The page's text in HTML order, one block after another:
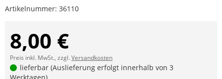
Artikelnummer: 36110
8,00 €
Preis inkl. MwSt., zzgl.Versandkosten
lieferbar (Auslieferung erfolgt innerhalb von 3